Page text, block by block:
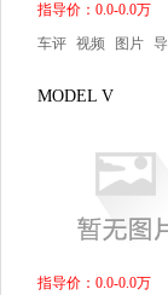
指导价：0.0-0.0万
车评 视频 图片
MODEL V
指导价：0.0-0.0万